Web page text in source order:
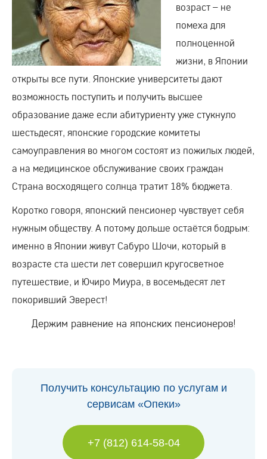
возраст – не
помеха для
полноценной
жизни, в Японии
открыты все пути. Японские университеты дают
возможность поступить и получить высшее
образование даже если абитуриенту уже стукнуло
шестьдесят, японские городские комитеты
самоуправления во многом состоят из пожилых людей,
а на медицинское обслуживание своих граждан
Страна восходящего солнца тратит 18% бюджета.
Коротко говоря, японский пенсионер чувствует себя
нужным обществу. А потому дольше остаётся бодрым:
именно в Японии живут Сабуро Шочи, который в
возрасте ста шести лет совершил кругосветное
путешествие, и Ючиро Миура, в восемьдесят лет
покоривший Эверест!
Держим равнение на японских пенсионеров!
Получить консультацию по услугам и
сервисам «Опеки»
+7 (812) 614-58-04